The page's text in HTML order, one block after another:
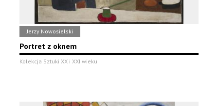
Jerzy Nowosielski
Portret z oknem
Kolekcja Sztuki XX i XXI wieku